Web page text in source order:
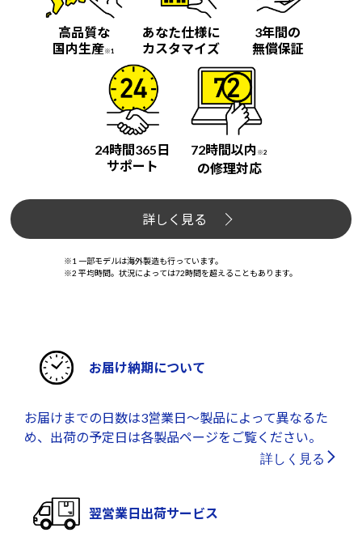
高品質な
国内生産※1
あなた仕様に
カスタマイズ
3年間の
無償保証
24時間365日
サポート
72時間以内 ※2
の修理対応
詳しく見る
※1 一部モデルは海外製造も行っています。
※2 平均時間。状況によっては72時間を超えることもあります。
お届け納期について
お届けまでの日数は3営業日～製品によって異なるた
め、出荷の予定日は各製品ページをご覧ください。
詳しく見る
翌営業日出荷サービス